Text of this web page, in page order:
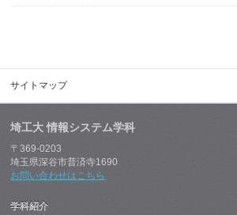
サイトマップ
埼工大 情報システム学科
〒369-0203
埼玉県深谷市普済寺1690
お問い合わせはこちら
学科紹介